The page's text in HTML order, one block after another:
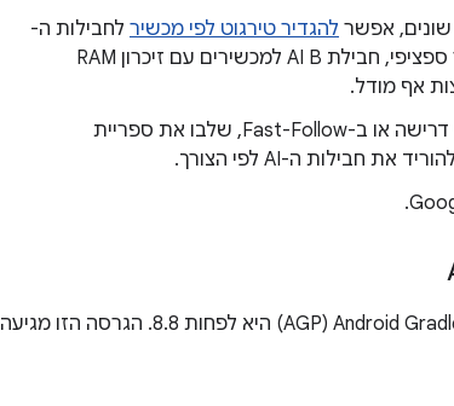
שונים, אפשר להגדיר טירגוט לפי מכשיר לחבילות ה-
AI. לדוגמה, אפשר להקצות חבילת AI A למודל מכשיר ספציפי, חבילת AI B למכשירים עם זיכרון RAM
[אופציונלי] אם אתם משתמשים באספקת תוכן על פי דרישה או ב-Fast-Follow, שלבו את ספריית
כדי להשתמש בחבילות AI, צריך לוודא שגרסת פלאגין של Android Gradle‏ (AGP) היא לפחות 8.8. הגרסה הזו מגיעה